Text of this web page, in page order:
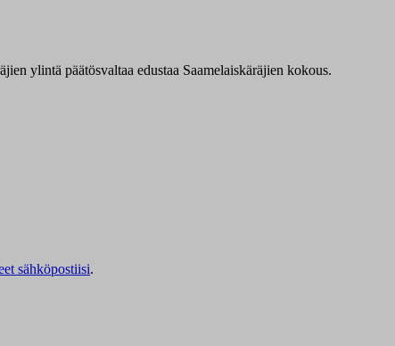
ylintä päätösvaltaa edustaa Saamelaiskäräjien kokous.
sähköpostiisi.